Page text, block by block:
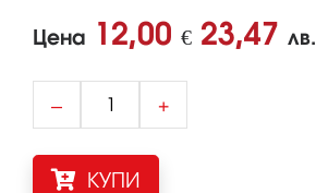
Цена 12,00 € 23,47 лв.
– +
КУПИ